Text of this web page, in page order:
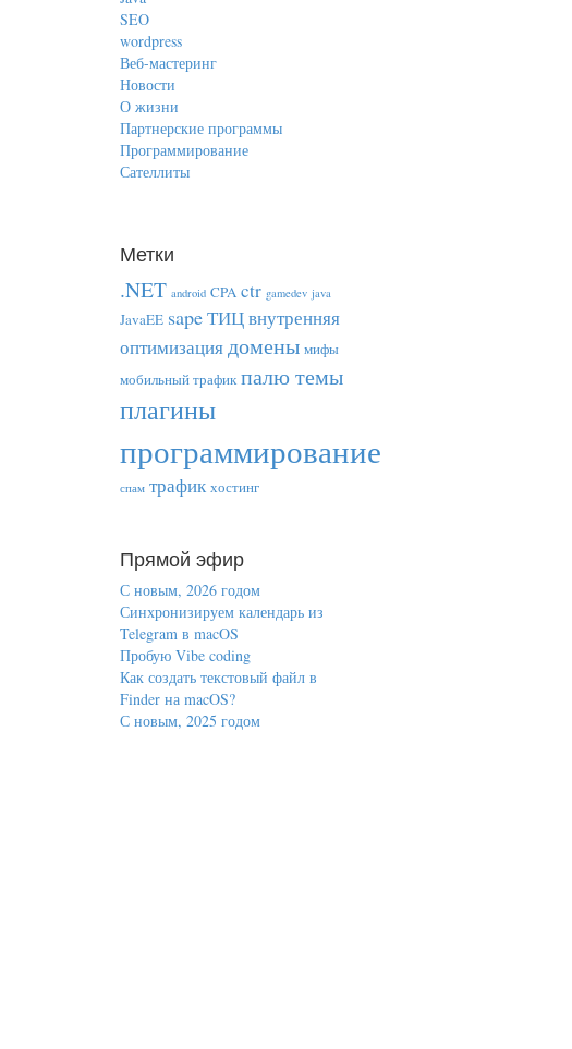
SEO
wordpress
Веб-мастеринг
Новости
О жизни
Партнерские программы
Программирование
Сателлиты
Метки
.NET android CPA ctr gamedev java
JavaEE sapeТИЦвнутренняя
оптимизациядомены мифы
мобильный трафик палю темы
плагины
программирование
спам трафик хостинг
Прямой эфир
С новым, 2026 годом
Синхронизируем календарь из
Telegram в macOS
Пробую Vibe coding
Как создать текстовый файл в
Finder на macOS?
С новым, 2025 годом